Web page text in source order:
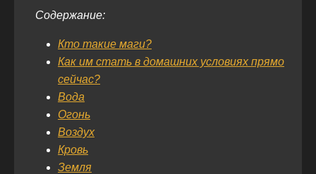
Содержание:
Кто такие маги?
Как им стать в домашних условиях прямо
сейчас?
Вода
Огонь
Воздух
Кровь
Земля